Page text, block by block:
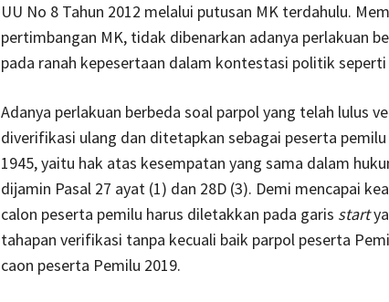
UU No 8 Tahun 2012 melalui putusan MK terdahulu.
pertimbangan MK, tidak dibenarkan adanya perlakuan
pada ranah kepesertaan dalam kontestasi politik seperti
Adanya perlakuan berbeda soal parpol yang telah lulus
diverifikasi ulang dan ditetapkan sebagai peserta
1945, yaitu hak atas kesempatan yang sama dalam
dijamin Pasal 27 ayat (1) dan 28D (3). Demi mencapai
calon peserta pemilu harus diletakkan pada garis start
tahapan verifikasi tanpa kecuali baik parpol peserta
caon peserta Pemilu 2019.